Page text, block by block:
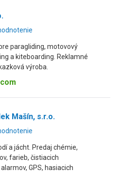
paragliding, motovový
a kiteboarding. Reklamné
výroba.
Mašín, s.r.o.
a jácht. Predaj chémie,
farieb, čistiacich
GPS, hasiacich